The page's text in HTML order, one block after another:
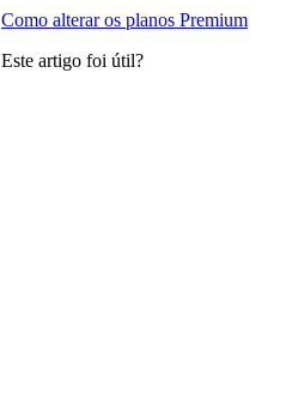
Como alterar os planos Premium
Este artigo foi útil?